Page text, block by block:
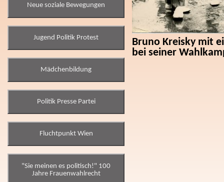
Neue soziale Bewegungen
Jugend Politik Protest
Mädchenbildung
Politik Presse Partei
Fluchtpunkt Wien
"Sie meinen es politisch!" 100
Jahre Frauenwahlrecht
Bruno Kreisky mit
bei seiner